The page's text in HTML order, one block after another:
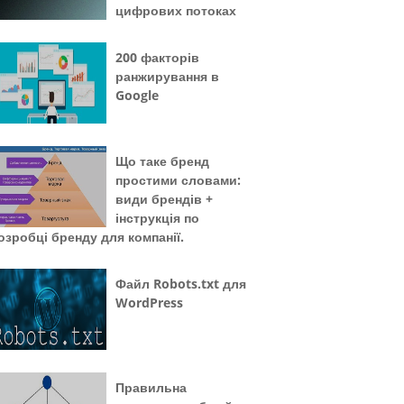
цифрових потоках
200 факторів
ранжирування в
Google
Що таке бренд
простими словами:
види брендів +
інструкція по
бренду для компанії.
Файл Robots.txt для
WordPress
Правильна